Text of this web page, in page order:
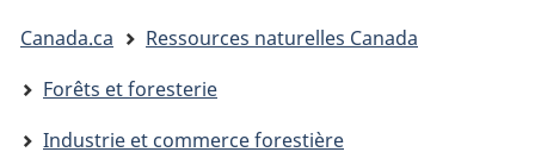
êtes
ici
Canada.ca
Ressources naturelles Canada
Forêts et foresterie
Industrie et commerce forestière